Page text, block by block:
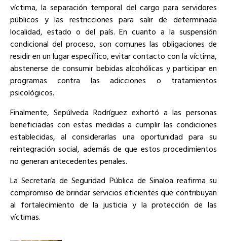
víctima, la separación temporal del cargo para servidores
públicos y las restricciones para salir de determinada
localidad, estado o del país. En cuanto a la suspensión
condicional del proceso, son comunes las obligaciones de
residir en un lugar específico, evitar contacto con la víctima,
abstenerse de consumir bebidas alcohólicas y participar en
programas contra las adicciones o tratamientos
psicológicos.
Finalmente, Sepúlveda Rodríguez exhortó a las personas
beneficiadas con estas medidas a cumplir las condiciones
establecidas, al considerarlas una oportunidad para su
reintegración social, además de que estos procedimientos
no generan antecedentes penales.
La Secretaría de Seguridad Pública de Sinaloa reafirma su
compromiso de brindar servicios eficientes que contribuyan
al fortalecimiento de la justicia y la protección de las
víctimas.